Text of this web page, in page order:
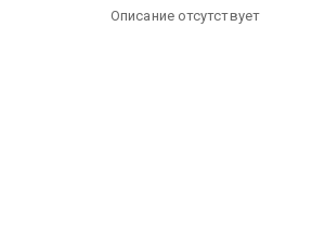
Описание отсутствует